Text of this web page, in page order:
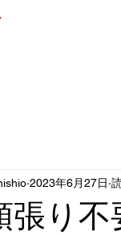
張り
2023年6月27日